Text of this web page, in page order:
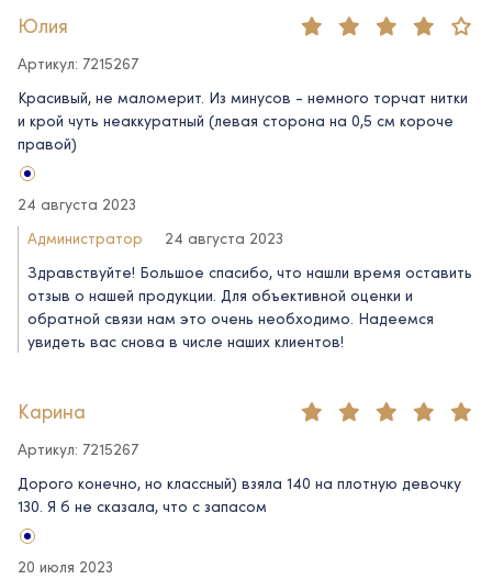
Юлия
Артикул: 7215267
Красивый, не маломерит. Из минусов - немного торчат нитки
и крой чуть неаккуратный (левая сторона на 0,5 см короче
правой)
24 августа 2023
Администратор
24 августа 2023
Здравствуйте! Большое спасибо, что нашли время оставить
отзыв о нашей продукции. Для объективной оценки и
обратной связи нам это очень необходимо. Надеемся
увидеть вас снова в числе наших клиентов!
Карина
Артикул: 7215267
Дорого конечно, но классный) взяла 140 на плотную девочку
130. Я б не сказала, что с запасом
20 июля 2023